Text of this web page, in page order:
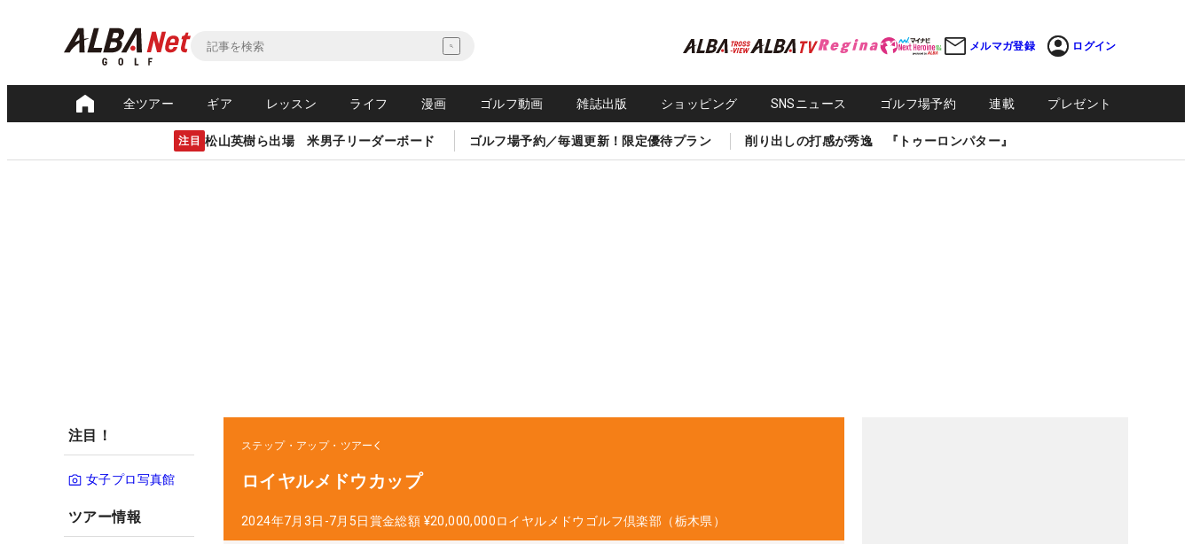
メルマガ登録 ログイン
全ツアー ギア レッスン ライフ 漫画 ゴルフ動画 雑誌出版 ショッピング SNSニュース ゴルフ場予約 連載 プレゼント
注目 松山英樹ら出場 米男子リーダーボード ゴルフ場予約／毎週更新！限定優待プラン 削り出しの打感が秀逸 『トゥーロンパター』
注目！
女子プロ写真館
ツアー情報
ステップ・アップ・ツアー
ロイヤルメドウカップ
2024年7月3日-7月5日賞金総額 ¥20,000,000ロイヤルメドウゴルフ倶楽部（栃木県）